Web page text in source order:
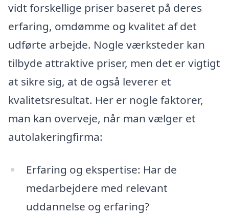
vidt forskellige priser baseret på deres
erfaring, omdømme og kvalitet af det
udførte arbejde. Nogle værksteder kan
tilbyde attraktive priser, men det er vigtigt
at sikre sig, at de også leverer et
kvalitetsresultat. Her er nogle faktorer,
man kan overveje, når man vælger et
autolakeringfirma:
Erfaring og ekspertise: Har de
medarbejdere med relevant
uddannelse og erfaring?